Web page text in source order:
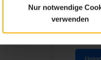
Nur notwendige
verwenden